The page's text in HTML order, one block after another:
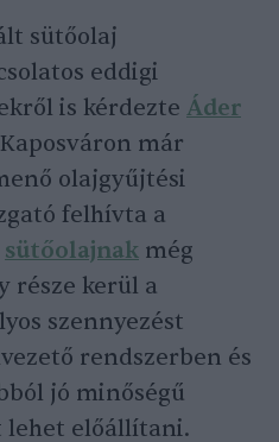
sütőolaj
eddigi
is kérdezte Áder
már
olajgyűjtési
felhívta a
sütőolajnak még
része kerül a
szennyezést
rendszerben és
jó minőségű
lehet előállítani.